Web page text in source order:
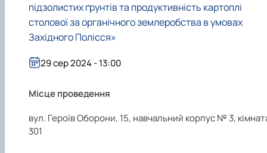
підзолистих ґрунтів та продуктивність картоплі
столової за органічного землеробства в умовах
Західного Полісся»
29 сер 2024 - 13:00
Місце проведення
вул. Героїв Оборони, 15, навчальний корпус № 3,
301